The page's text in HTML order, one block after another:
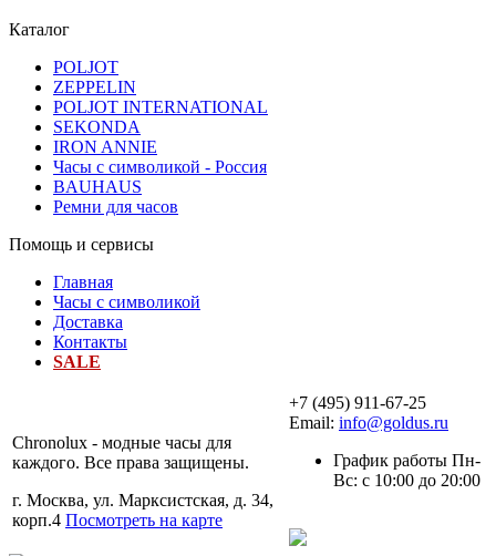
Каталог
POLJOT
ZEPPELIN
POLJOT INTERNATIONAL
SEKONDA
IRON ANNIE
Часы с символикой - Россия
BAUHAUS
Ремни для часов
Помощь и сервисы
Главная
Часы с символикой
Доставка
Контакты
SALE
Chronolux - модные часы для
каждого. Все права защищены.
г. Москва, ул. Марксистская, д. 34,
корп.4 Посмотреть на карте
+7 (495) 911-67-25
Email: info@goldus.ru
График работы Пн-
Вс: с 10:00 до 20:00